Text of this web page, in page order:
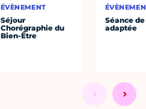
ÉVÈNEMENT
Séjour
Chorégraphie du
Bien-Être
Séance
adaptée